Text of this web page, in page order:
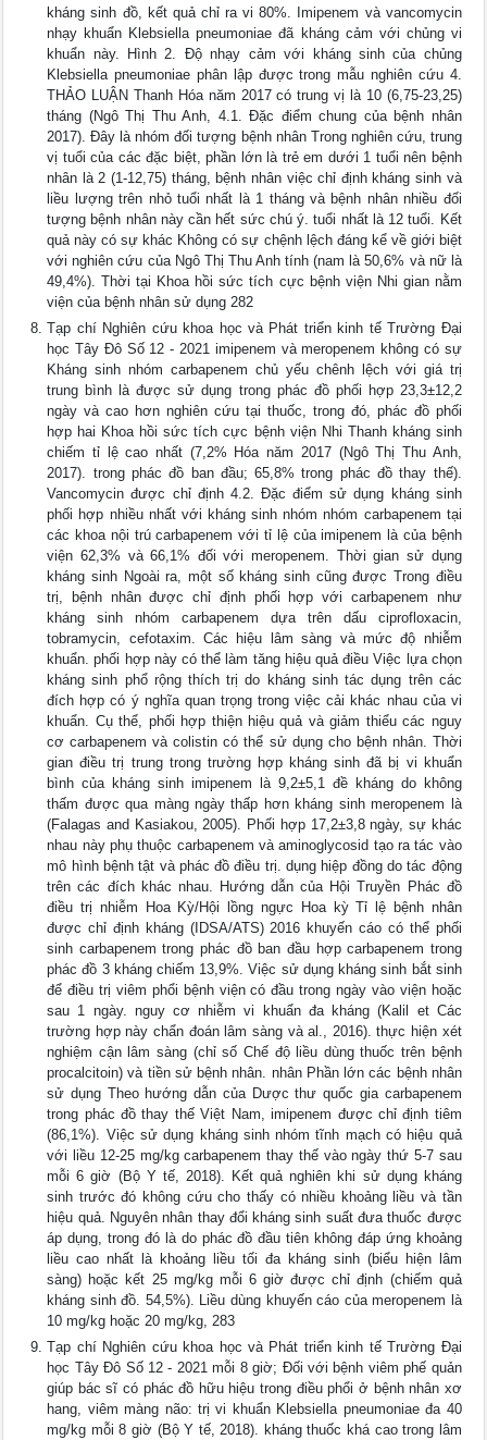
kháng sinh đồ, kết quả chỉ ra vi 80%. Imipenem và vancomycin
nhạy khuẩn Klebsiella pneumoniae đã kháng cảm với chủng vi
khuẩn này. Hình 2. Độ nhạy cảm với kháng sinh của chủng
Klebsiella pneumoniae phân lập được trong mẫu nghiên cứu 4.
THẢO LUẬN Thanh Hóa năm 2017 có trung vị là 10 (6,75-23,25)
tháng (Ngô Thị Thu Anh, 4.1. Đặc điểm chung của bệnh nhân
2017). Đây là nhóm đối tượng bệnh nhân Trong nghiên cứu, trung
vị tuổi của các đặc biệt, phần lớn là trẻ em dưới 1 tuổi nên bệnh
nhân là 2 (1-12,75) tháng, bệnh nhân việc chỉ định kháng sinh và
liều lượng trên nhỏ tuổi nhất là 1 tháng và bệnh nhân nhiều đối
tượng bệnh nhân này cần hết sức chú ý. tuổi nhất là 12 tuổi. Kết
quả này có sự khác Không có sự chệnh lệch đáng kể về giới biệt
với nghiên cứu của Ngô Thị Thu Anh tính (nam là 50,6% và nữ là
49,4%). Thời tại Khoa hồi sức tích cực bệnh viện Nhi gian nằm
viện của bệnh nhân sử dụng 282
Tạp chí Nghiên cứu khoa học và Phát triển kinh tế Trường Đại
học Tây Đô Số 12 - 2021 imipenem và meropenem không có sự
Kháng sinh nhóm carbapenem chủ yếu chênh lệch với giá trị
trung bình là được sử dụng trong phác đồ phối hợp 23,3±12,2
ngày và cao hơn nghiên cứu tại thuốc, trong đó, phác đồ phối
hợp hai Khoa hồi sức tích cực bệnh viện Nhi Thanh kháng sinh
chiếm tỉ lệ cao nhất (7,2% Hóa năm 2017 (Ngô Thị Thu Anh,
2017). trong phác đồ ban đầu; 65,8% trong phác đồ thay thế).
Vancomycin được chỉ định 4.2. Đặc điểm sử dụng kháng sinh
phối hợp nhiều nhất với kháng sinh nhóm nhóm carbapenem tại
các khoa nội trú carbapenem với tỉ lệ của imipenem là của bệnh
viện 62,3% và 66,1% đối với meropenem. Thời gian sử dụng
kháng sinh Ngoài ra, một số kháng sinh cũng được Trong điều
trị, bệnh nhân được chỉ định phối hợp với carbapenem như
kháng sinh nhóm carbapenem dựa trên dấu ciprofloxacin,
tobramycin, cefotaxim. Các hiệu lâm sàng và mức độ nhiễm
khuẩn. phối hợp này có thể làm tăng hiệu quả điều Việc lựa chọn
kháng sinh phổ rộng thích trị do kháng sinh tác dụng trên các
đích hợp có ý nghĩa quan trọng trong việc cải khác nhau của vi
khuẩn. Cụ thể, phối hợp thiện hiệu quả và giảm thiểu các nguy
cơ carbapenem và colistin có thể sử dụng cho bệnh nhân. Thời
gian điều trị trung trong trường hợp kháng sinh đã bị vi khuẩn
bình của kháng sinh imipenem là 9,2±5,1 đề kháng do không
thấm được qua màng ngày thấp hơn kháng sinh meropenem là
(Falagas and Kasiakou, 2005). Phối hợp 17,2±3,8 ngày, sự khác
nhau này phụ thuộc carbapenem và aminoglycosid tạo ra tác vào
mô hình bệnh tật và phác đồ điều trị. dụng hiệp đồng do tác động
trên các đích khác nhau. Hướng dẫn của Hội Truyền Phác đồ
điều trị nhiễm Hoa Kỳ/Hội lồng ngực Hoa kỳ Tỉ lệ bệnh nhân
được chỉ định kháng (IDSA/ATS) 2016 khuyến cáo có thể phối
sinh carbapenem trong phác đồ ban đầu hợp carbapenem trong
phác đồ 3 kháng chiếm 13,9%. Việc sử dụng kháng sinh bắt sinh
để điều trị viêm phổi bệnh viện có đầu trong ngày vào viện hoặc
sau 1 ngày. nguy cơ nhiễm vi khuẩn đa kháng (Kalil et Các
trường hợp này chẩn đoán lâm sàng và al., 2016). thực hiện xét
nghiệm cận lâm sàng (chỉ số Chế độ liều dùng thuốc trên bệnh
procalcitoin) và tiền sử bệnh nhân. nhân Phần lớn các bệnh nhân
sử dụng Theo hướng dẫn của Dược thư quốc gia carbapenem
trong phác đồ thay thế Việt Nam, imipenem được chỉ định tiêm
(86,1%). Việc sử dụng kháng sinh nhóm tĩnh mạch có hiệu quả
với liều 12-25 mg/kg carbapenem thay thế vào ngày thứ 5-7 sau
mỗi 6 giờ (Bộ Y tế, 2018). Kết quả nghiên khi sử dụng kháng
sinh trước đó không cứu cho thấy có nhiều khoảng liều và tần
hiệu quả. Nguyên nhân thay đổi kháng sinh suất đưa thuốc được
áp dụng, trong đó là do phác đồ đầu tiên không đáp ứng khoảng
liều cao nhất là khoảng liều tối đa kháng sinh (biểu hiện lâm
sàng) hoặc kết 25 mg/kg mỗi 6 giờ được chỉ định (chiếm quả
kháng sinh đồ. 54,5%). Liều dùng khuyến cáo của meropenem là
10 mg/kg hoặc 20 mg/kg, 283
Tạp chí Nghiên cứu khoa học và Phát triển kinh tế Trường Đại
học Tây Đô Số 12 - 2021 mỗi 8 giờ; Đối với bệnh viêm phế quản
giúp bác sĩ có phác đồ hữu hiệu trong điều phổi ở bệnh nhân xơ
hang, viêm màng não: trị vi khuẩn Klebsiella pneumoniae đa 40
mg/kg mỗi 8 giờ (Bộ Y tế, 2018). kháng thuốc khá cao trong lâm